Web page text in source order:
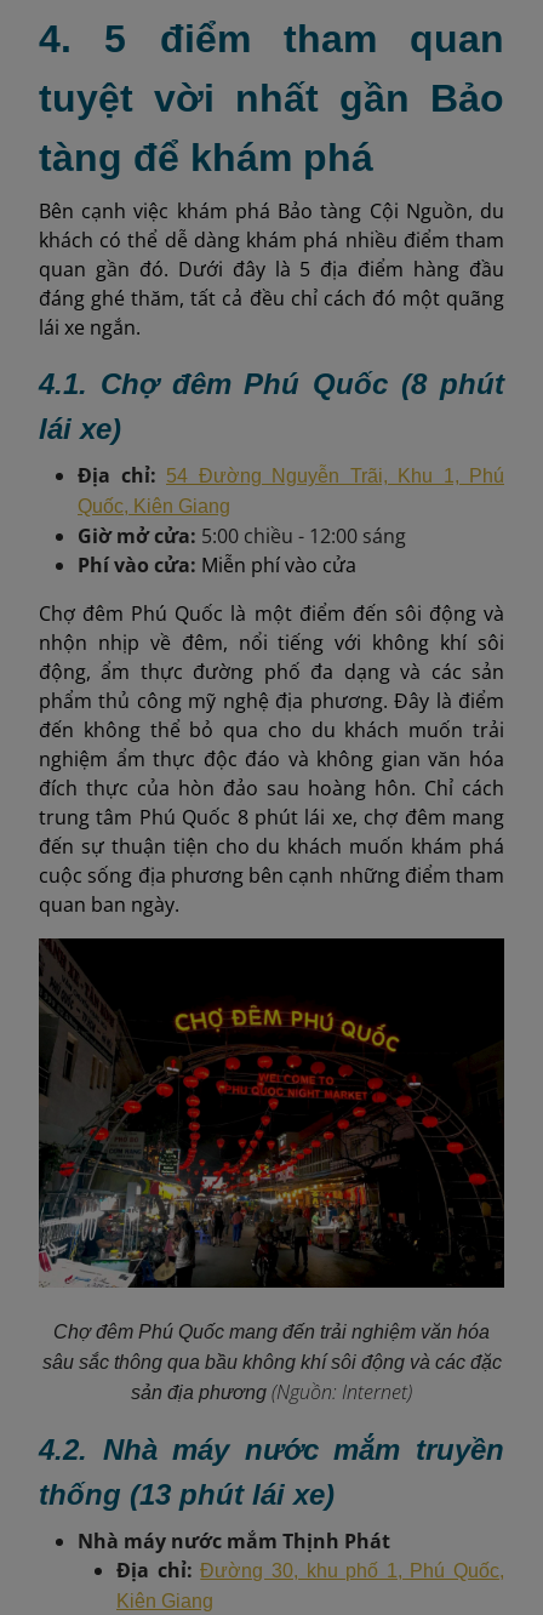
4. 5 điểm tham quan
tuyệt vời nhất gần Bảo
tàng để khám phá
Bên cạnh việc khám phá Bảo tàng Cội Nguồn, du
khách có thể dễ dàng khám phá nhiều điểm tham
quan gần đó. Dưới đây là 5 địa điểm hàng đầu
đáng ghé thăm, tất cả đều chỉ cách đó một quãng
lái xe ngắn.
4.1. Chợ đêm Phú Quốc (8 phút
lái xe)
Địa chỉ: 54 Đường Nguyễn Trãi, Khu 1, Phú
Quốc, Kiên Giang
Giờ mở cửa: 5:00 chiều - 12:00 sáng
Phí vào cửa: Miễn phí vào cửa
Chợ đêm Phú Quốc là một điểm đến sôi động và
nhộn nhịp về đêm, nổi tiếng với không khí sôi
động, ẩm thực đường phố đa dạng và các sản
phẩm thủ công mỹ nghệ địa phương. Đây là điểm
đến không thể bỏ qua cho du khách muốn trải
nghiệm ẩm thực độc đáo và không gian văn hóa
đích thực của hòn đảo sau hoàng hôn. Chỉ cách
trung tâm Phú Quốc 8 phút lái xe, chợ đêm mang
đến sự thuận tiện cho du khách muốn khám phá
cuộc sống địa phương bên cạnh những điểm tham
quan ban ngày.
Chợ đêm Phú Quốc mang đến trải nghiệm văn hóa
sâu sắc thông qua bầu không khí sôi động và các đặc
sản địa phương (Nguồn: Internet)
4.2. Nhà máy nước mắm truyền
thống (13 phút lái xe)
Nhà máy nước mắm Thịnh Phát
Địa chỉ: Đường 30, khu phố 1, Phú Quốc,
Kiên Giang